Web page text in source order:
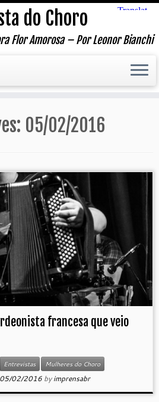
do Choro
Flor Amorosa – Por Leonor Bianchi
05/02/2016
francesa que veio
Entrevistas
Mulheres do Choro
05/02/2016 byimprensabr